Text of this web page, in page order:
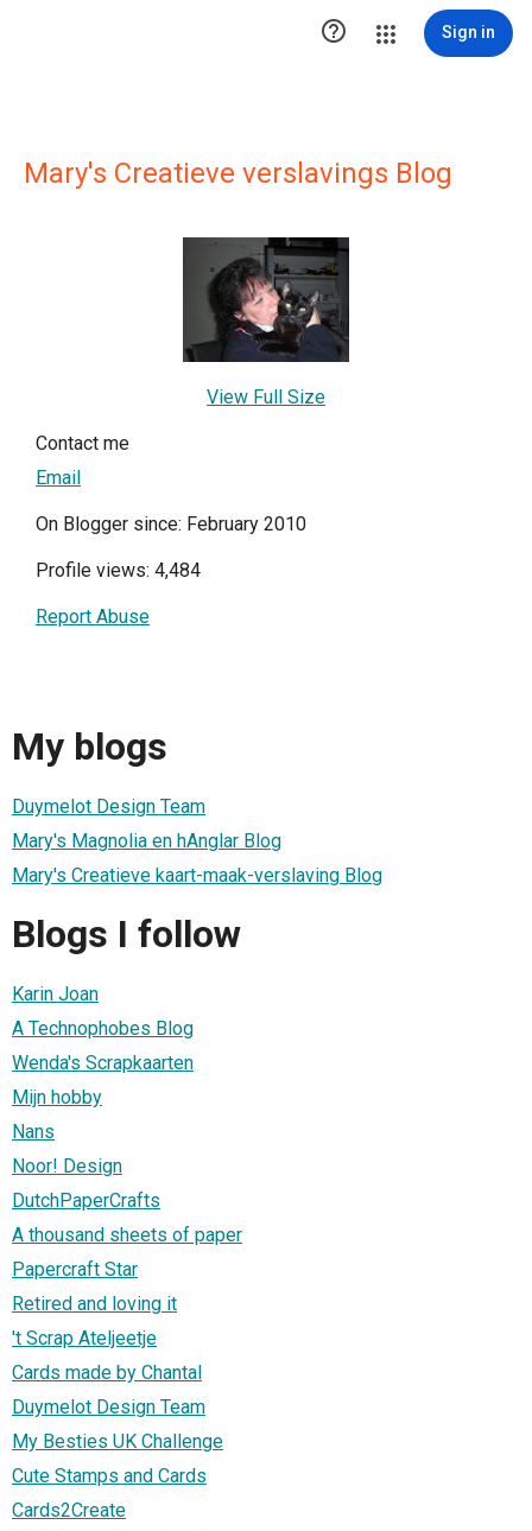
 Sign in
Mary's Creatieve verslavings Blog
View Full Size
Contact me
Email
On Blogger since: February 2010
Profile views: 4,484
Report Abuse
My blogs
Duymelot Design Team
Mary's Magnolia en hAnglar Blog
Mary's Creatieve kaart-maak-verslaving Blog
Blogs I follow
Karin Joan
A Technophobes Blog
Wenda's Scrapkaarten
Mijn hobby
Nans
Noor! Design
DutchPaperCrafts
A thousand sheets of paper
Papercraft Star
Retired and loving it
't Scrap Ateljeetje
Cards made by Chantal
Duymelot Design Team
My Besties UK Challenge
Cute Stamps and Cards
Cards2Create